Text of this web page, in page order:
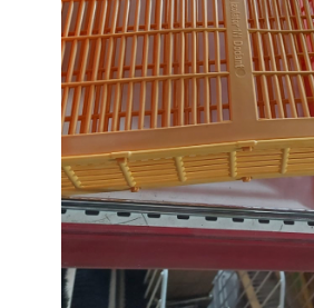
Stupi Vopsiti
Vopsea/intretinere stupi